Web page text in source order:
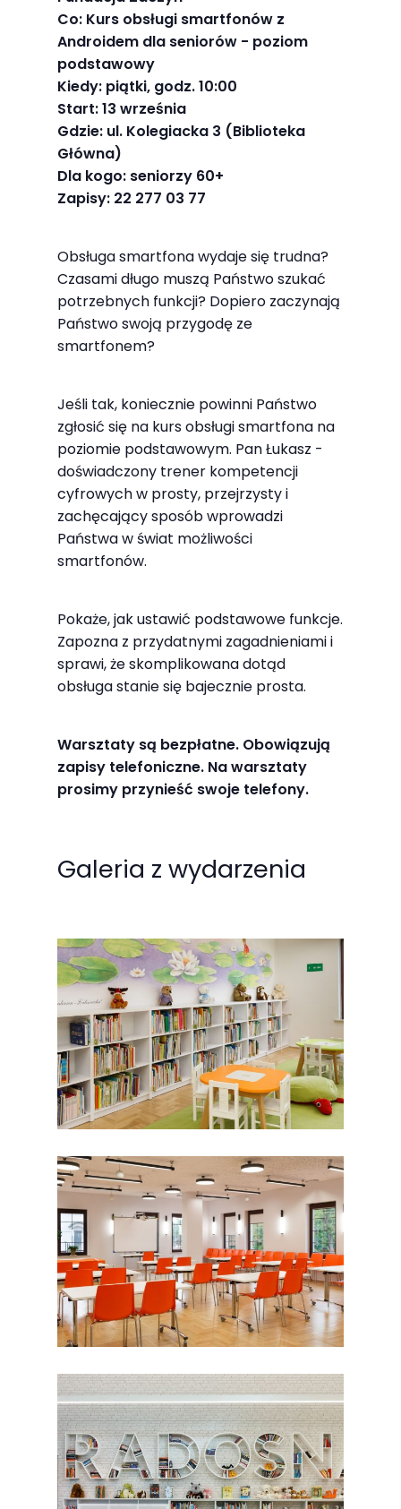
Co: Kurs obsługi smartfonów z
Androidem dla seniorów - poziom
podstawowy
Kiedy: piątki, godz. 10:00
Start: 13 września
Gdzie: ul. Kolegiacka 3 (Biblioteka
Główna)
Dla kogo: seniorzy 60+
Zapisy: 22 277 03 77
Obsługa smartfona wydaje się trudna?
Czasami długo muszą Państwo szukać
potrzebnych funkcji? Dopiero zaczynają
Państwo swoją przygodę ze
smartfonem?
Jeśli tak, koniecznie powinni Państwo
zgłosić się na kurs obsługi smartfona na
poziomie podstawowym. Pan Łukasz -
doświadczony trener kompetencji
cyfrowych w prosty, przejrzysty i
zachęcający sposób wprowadzi
Państwa w świat możliwości
smartfonów.
Pokaże, jak ustawić podstawowe funkcje.
Zapozna z przydatnymi zagadnieniami i
sprawi, że skomplikowana dotąd
obsługa stanie się bajecznie prosta.
Warsztaty są bezpłatne. Obowiązują
zapisy telefoniczne. Na warsztaty
prosimy przynieść swoje telefony.
Galeria z wydarzenia
strony
internetowej,
na podstawie
tego, jak
strona jest
używana.
Doświadczenie
internetowa
działała jak
najlepiej
podczas
Jeśli odrzucisz
te pliki cookie,
niektóre funkcje
znikną ze strony
internetowej.
swoje
zainteresowania i
zachowania
podczas
strony, zwiększasz
szansę na
zobaczenie